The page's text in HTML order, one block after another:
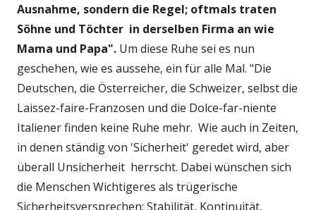
Ausnahme, sondern die Regel; oftmals traten
Söhne und Töchter in derselben Firma an wie
Mama und Papa". Um diese Ruhe sei es nun
geschehen, wie es aussehe, ein für alle Mal. "Die
Deutschen, die Österreicher, die Schweizer, selbst die
Laissez-faire-Franzosen und die Dolce-far-niente
Italiener finden keine Ruhe mehr. Wie auch in Zeiten,
in denen ständig von 'Sicherheit' geredet wird, aber
überall Unsicherheit herrscht. Dabei wünschen sich
die Menschen Wichtigeres als trügerische
Sicherheitsversprechen: Stabilität, Kontinuität,